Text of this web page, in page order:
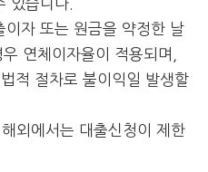
있습니다.
이자 또는 원금을 약정한 날
연체이자율이 적용되며,
적 절차로 불이익일 발생할
외에서는 대출신청이 제한